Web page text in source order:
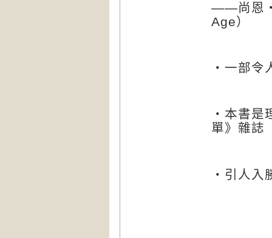
——尚恩
Age）
‧一部令
‧本書是
單》雜誌
‧引人入